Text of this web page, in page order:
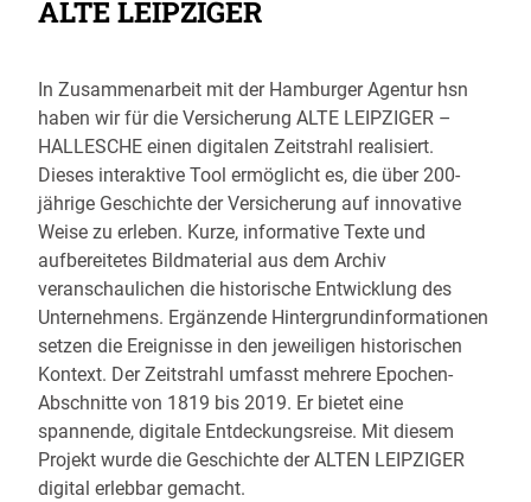
ALTE LEIPZIGER
In Zusammenarbeit mit der Hamburger Agentur hsn
haben wir für die Versicherung ALTE LEIPZIGER –
HALLESCHE einen digitalen Zeitstrahl realisiert.
Dieses interaktive Tool ermöglicht es, die über 200-
jährige Geschichte der Versicherung auf innovative
Weise zu erleben. Kurze, informative Texte und
aufbereitetes Bildmaterial aus dem Archiv
veranschaulichen die historische Entwicklung des
Unternehmens. Ergänzende Hintergrundinformationen
setzen die Ereignisse in den jeweiligen historischen
Kontext. Der Zeitstrahl umfasst mehrere Epochen-
Abschnitte von 1819 bis 2019. Er bietet eine
spannende, digitale Entdeckungsreise. Mit diesem
Projekt wurde die Geschichte der ALTEN LEIPZIGER
digital erlebbar gemacht.